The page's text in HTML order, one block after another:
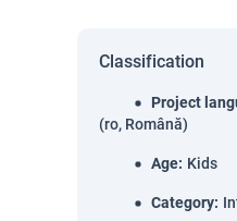
Classification
Project
(ro, Română)
Age: Kids
Category: